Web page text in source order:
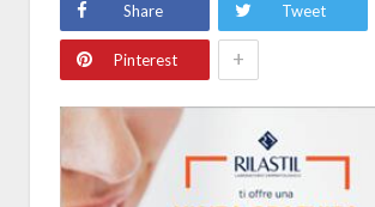
Share Tweet
Pinterest +